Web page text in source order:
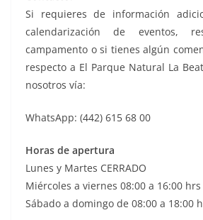
Si requieres de información
calendarización de eventos,
campamento o si tienes algún
respecto a El Parque Natural La
nosotros vía:
WhatsApp: (442) 615 68 00
Horas de apertura
Lunes y Martes CERRADO
Miércoles a viernes 08:00 a 16:00 hrs
Sábado a domingo de 08:00 a 18:00